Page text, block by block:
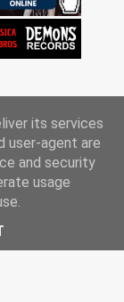
its services
user-agent are
and security
usage